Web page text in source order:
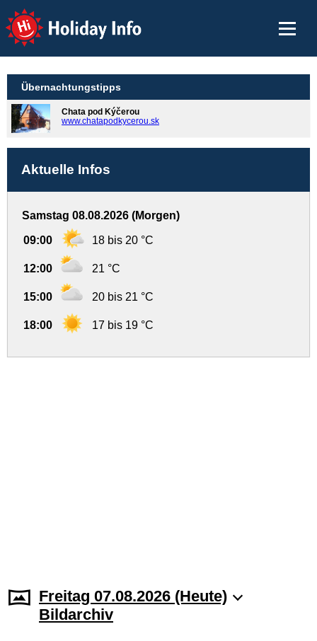
Holiday Info
Übernachtungstipps
Chata pod Kýčerou
www.chatapodkycerou.sk
Aktuelle Infos
Samstag 08.08.2026 (Morgen)
09:00 18 bis 20 °C
12:00 21 °C
15:00 20 bis 21 °C
18:00 17 bis 19 °C
Freitag 07.08.2026 (Heute)
Bildarchiv